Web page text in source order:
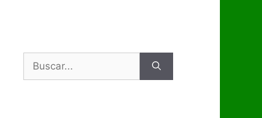
Buscar: